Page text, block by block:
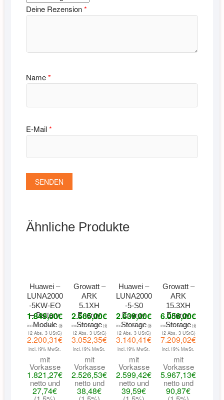
Deine Rezension*
Name*
E-Mail*
Ähnliche Produkte
Huawei –
LUNA2000
-5KW-EO
– Battery
Module
1.849,00€
incl 0% MwSt. (§
12 Abs. 3 UStG)
2.200,31€
incl.19% MwSt.
mit
Vorkasse
1.821,27€
netto und
27,74€
Growatt –
ARK
5.1XH
Energy
Storage
2.565,00€
incl 0% MwSt. (§
12 Abs. 3 UStG)
3.052,35€
incl.19% MwSt.
mit
Vorkasse
2.526,53€
netto und
38,48€
Huawei –
LUNA2000
-5-S0
Energy
Storage
2.639,00€
incl 0% MwSt. (§
12 Abs. 3 UStG)
3.140,41€
incl.19% MwSt.
mit
Vorkasse
2.599,42€
netto und
39,59€
Growatt –
ARK
15.3XH
Energy
Storage
6.058,00€
incl 0% MwSt. (§
12 Abs. 3 UStG)
7.209,02€
incl.19% MwSt.
mit
Vorkasse
5.967,13€
netto und
90,87€